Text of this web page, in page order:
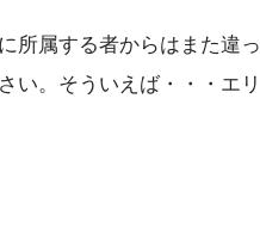
所属する者からはまた違っ
い。そういえば・・・エリ